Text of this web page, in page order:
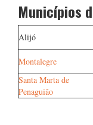
Municípios
Alijó
Montalegre
Santa Marta de
Penaguião